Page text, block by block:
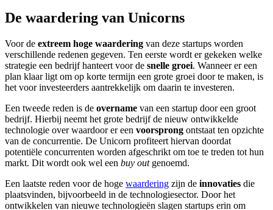
De waardering van Unicorns
Voor de extreem hoge waardering van deze startups worden
verschillende redenen gegeven. Ten eerste wordt er gekeken welke
strategie een bedrijf hanteert voor de snelle groei. Wanneer er een
plan klaar ligt om op korte termijn een grote groei door te maken, is
het voor investeerders aantrekkelijk om daarin te investeren.
Een tweede reden is de overname van een startup door een groot
bedrijf. Hierbij neemt het grote bedrijf de nieuw ontwikkelde
technologie over waardoor er een voorsprong ontstaat ten opzichte
van de concurrentie. De Unicorn profiteert hiervan doordat
potentiële concurrenten worden afgeschrikt om toe te treden tot hun
markt. Dit wordt ook wel een buy out genoemd.
Een laatste reden voor de hoge waardering zijn de innovaties die
plaatsvinden, bijvoorbeeld in de technologiesector. Door het
ontwikkelen van nieuwe technologieën slagen startups erin om